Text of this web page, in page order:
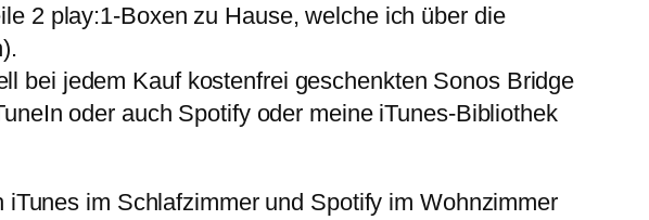
2 play:1-Boxen zu Hause, welche ich über die
bei jedem Kauf kostenfrei geschenkten Sonos Bridge
oder auch Spotify oder meine iTunes-Bibliothek
im Schlafzimmer und Spotify im Wohnzimmer